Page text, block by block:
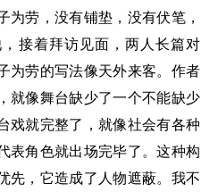
为劳，没有铺垫，没有伏笔，
接着拜访见面，两人长篇对
为劳的写法像天外来客。作者
就像舞台缺少了一个不能缺少
戏就完整了，就像社会有各种
表角色就出场完毕了。这种构
先，它造成了人物遮蔽。我不